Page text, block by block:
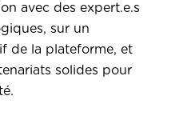
avec des expert.e.s
sur un
de la plateforme, et
solides pour